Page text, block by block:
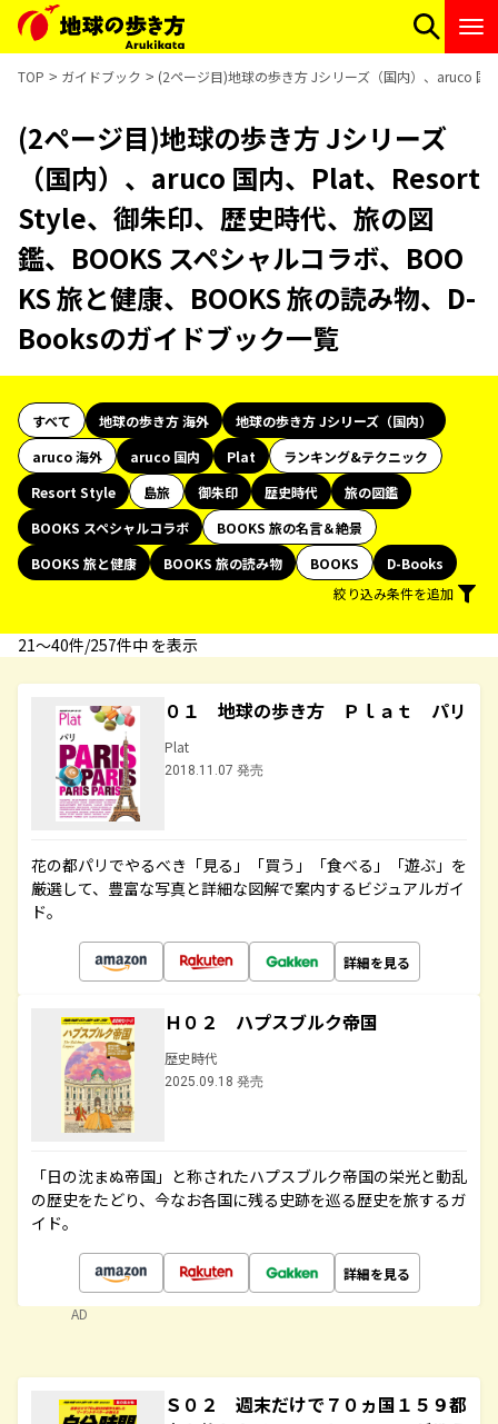
TOP ガイドブック (2ページ目)地球の歩き方 Jシリーズ（国内）、aruco 国
(2ページ目)地球の歩き方 Jシリーズ
（国内）、aruco 国内、Plat、Resort
Style、御朱印、歴史時代、旅の図
鑑、BOOKS スペシャルコラボ、BOO
KS 旅と健康、BOOKS 旅の読み物、D-
Booksのガイドブック一覧
すべて 地球の歩き方 海外
地球の歩き方 Jシリーズ（国内）
aruco 海外
aruco 国内 Plat
ランキング&テクニック
Resort Style
島旅 御朱印 歴史時代
旅の図鑑
BOOKS スペシャルコラボ
BOOKS 旅の名言＆絶景
BOOKS 旅と健康
BOOKS 旅の読み物 BOOKS
D-Books
絞り込み条件を追加
21〜40件/257件中 を表示
０１ 地球の歩き方 Ｐｌａｔ パリ
Plat
2018.11.07 発売
花の都パリでやるべき「見る」「買う」「食べる」「遊ぶ」を
厳選して、豊富な写真と詳細な図解で案内するビジュアルガイ
ド。
詳細を見る
Ｈ０２ ハプスブルク帝国
歴史時代
2025.09.18 発売
「日の沈まぬ帝国」と称されたハプスブルク帝国の栄光と動乱
の歴史をたどり、今なお各国に残る史跡を巡る歴史を旅するガ
イド。
詳細を見る
AD
Ｓ０２ 週末だけで７０ヵ国１５９都